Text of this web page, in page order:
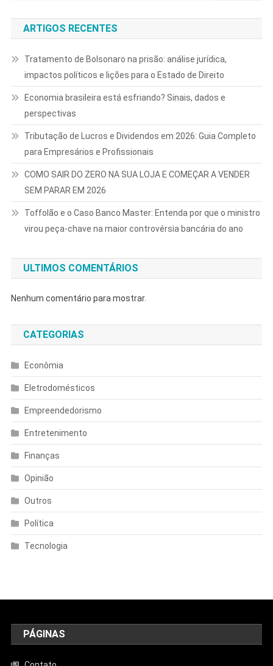
ARTIGOS RECENTES
Tratamento de Bolsonaro na prisão: análise jurídica,
impactos políticos e lições para o Estado de Direito
Economia brasileira está esfriando? Sinais, dados e
perspectivas
Tributação de Lucros e Dividendos em 2026: Guia Completo
para Empresários e Profissionais
COMO SAIR DO ZERO NA SUA LOJA E COMEÇAR A VENDER
SEM PARAR EM 2026
Toffolão e o Caso Banco Master: Entenda por que o ministro
virou peça-chave na maior controvérsia bancária do ano
ULTIMOS COMENTÁRIOS
Nenhum comentário para mostrar.
CATEGORIAS
Econômia
Eletrodomésticos
Empreendedorismo
Entretenimento
Finanças
Opinião
Outros
Política
Tecnologia
PÁGINAS